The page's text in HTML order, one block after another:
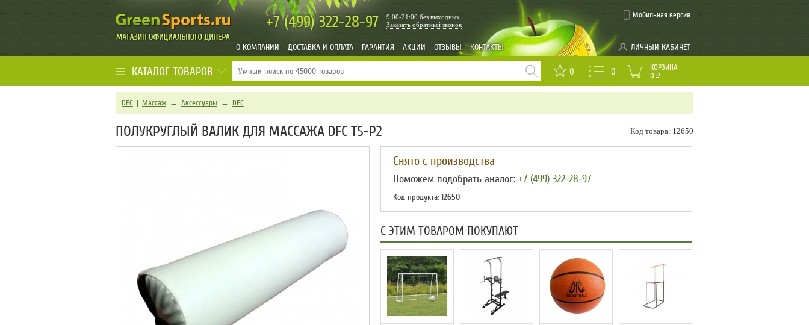
+7 (499)322-28-97 Заказать обратный звонок
9:00-21:00 без выходных
О КОМПАНИИ ДОСТАВКА И ОПЛАТА ГАРАНТИЯ АКЦИИ ОТЗЫВЫ КОНТАКТЫ
Мобильная версия
ЛИЧНЫЙ КАБИНЕТ
КАТАЛОГ ТОВАРОВ 0 0
КОРЗИНА
0 Р
DFC | Массаж→ Аксессуары → DFC
Код товара: 12650
ПОЛУКРУГЛЫЙ ВАЛИК ДЛЯ МАССАЖА DFC TS-P2
Снято с производства
Поможем подобрать аналог: +7 (499) 322-28-97
Код продукта: 12650
С ЭТИМ ТОВАРОМ ПОКУПАЮТ